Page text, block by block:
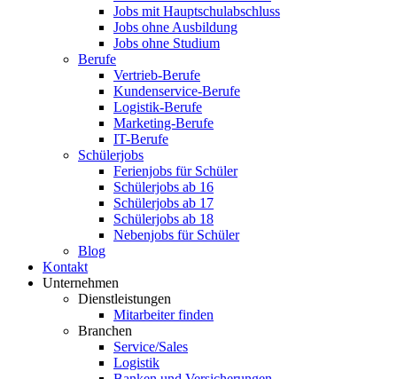
Jobs mit Hauptschulabschluss
Jobs ohne Ausbildung
Jobs ohne Studium
Berufe
Vertrieb-Berufe
Kundenservice-Berufe
Logistik-Berufe
Marketing-Berufe
IT-Berufe
Schülerjobs
Ferienjobs für Schüler
Schülerjobs ab 16
Schülerjobs ab 17
Schülerjobs ab 18
Nebenjobs für Schüler
Blog
Kontakt
Unternehmen
Dienstleistungen
Mitarbeiter finden
Branchen
Service/Sales
Logistik